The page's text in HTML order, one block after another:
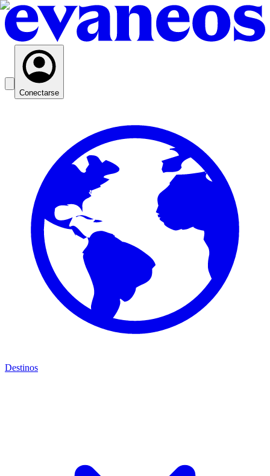
Conectarse
Destinos